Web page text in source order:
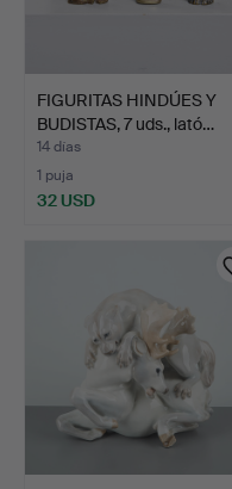
FIGURITAS HINDÚES Y
BUDISTAS, 7 uds., lató…
14 días
1 puja
32 USD